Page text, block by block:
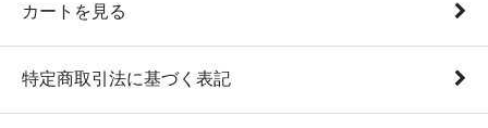
カートを見る
特定商取引法に基づく表記